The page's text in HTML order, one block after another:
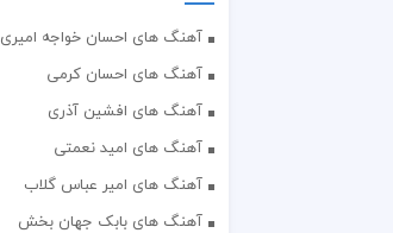
آهنگ های احسان خواجه امیری
آهنگ های احسان کرمی
آهنگ های افشین آذری
آهنگ های امید نعمتی
آهنگ های امیر عباس گلاب
آهنگ های بابک جهان بخش